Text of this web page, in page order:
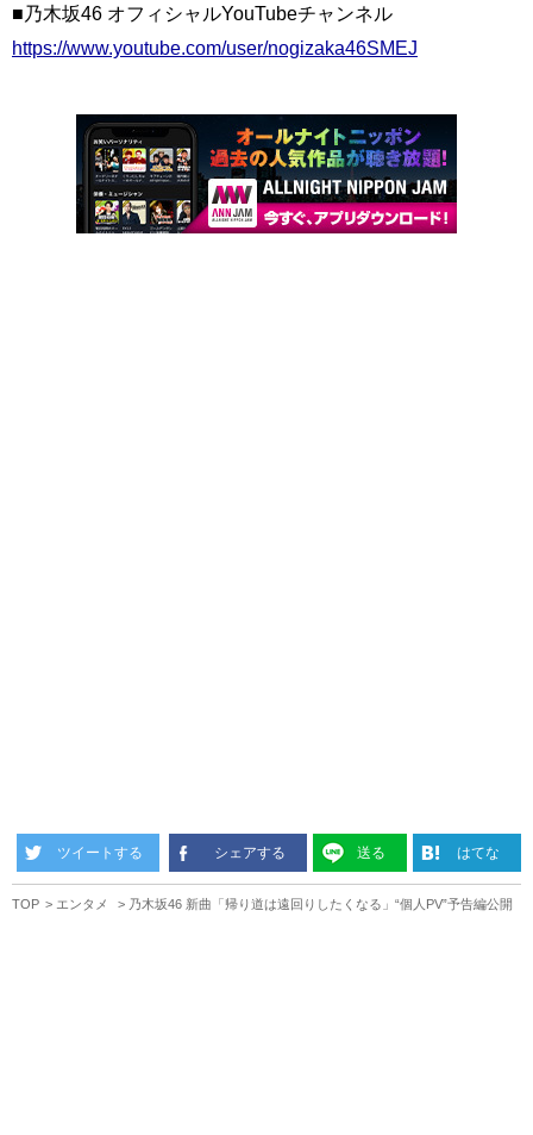
■乃木坂46 オフィシャルYouTubeチャンネル
https://www.youtube.com/user/nogizaka46SMEJ
ツイートする シェアする 送る はてな
TOP エンタメ 乃木坂46 新曲「帰り道は遠回りしたくなる」“個人PV”予告編公開